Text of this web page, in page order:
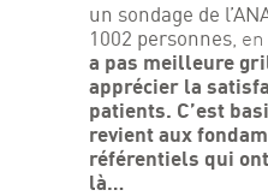
un sondage de
1002 personnes,
a pas meilleure
apprécier la
patients. C’est
revient aux
référentiels qui
là…